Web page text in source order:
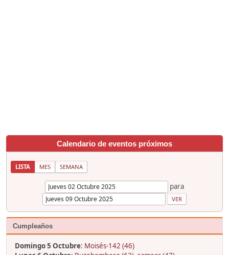
Calendario de eventos próximos
LISTA MES SEMANA
para
Cumpleaños
Domingo 5 Octubre: Moisés-142 (46)